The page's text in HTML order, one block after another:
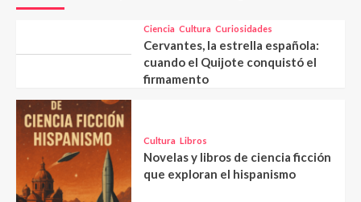
Ciencia Cultura Curiosidades
Cervantes, la estrella española:
cuando el Quijote conquistó el
firmamento
Cultura Libros
Novelas y libros de ciencia ficción
que exploran el hispanismo